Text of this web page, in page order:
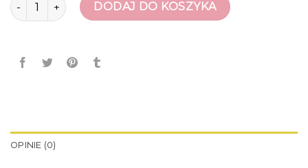
DODAJ DO KOSZYKA
OPINIE (0)